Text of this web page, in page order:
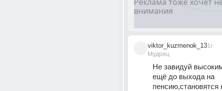
viktor_kuzmenok_13
Мудрец
1г
Не завидуй
ещё до выхода на
пенсию,становятся